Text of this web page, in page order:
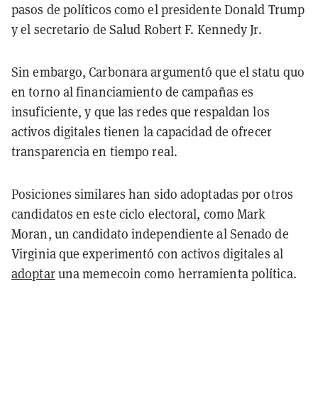
pasos de políticos como el presidente Donald Trump
y el secretario de Salud Robert F. Kennedy Jr.
Sin embargo, Carbonara argumentó que el statu quo
en torno al financiamiento de campañas es
insuficiente, y que las redes que respaldan los
activos digitales tienen la capacidad de ofrecer
transparencia en tiempo real.
Posiciones similares han sido adoptadas por otros
candidatos en este ciclo electoral, como Mark
Moran, un candidato independiente al Senado de
Virginia que experimentó con activos digitales al
adoptaruna memecoin como herramienta política.